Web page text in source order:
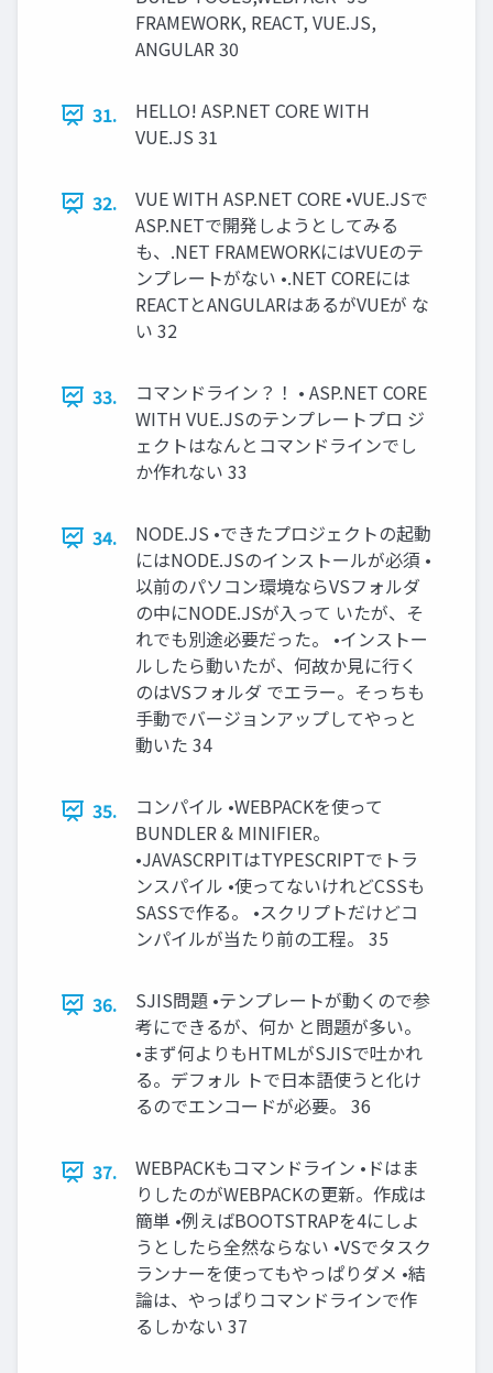
FRAMEWORK, REACT, VUE.JS,
ANGULAR 30
31.
HELLO! ASP.NET CORE WITH
VUE.JS 31
32.
VUE WITH ASP.NET CORE •VUE.JSで
ASP.NETで開発しようとしてみる
も、.NET FRAMEWORKにはVUEのテ
ンプレートがない •.NET COREには
REACTとANGULARはあるがVUEが な
い 32
33.
コマンドライン？！ • ASP.NET CORE
WITH VUE.JSのテンプレートプロ ジ
ェクトはなんとコマンドラインでし
か作れない 33
34.
NODE.JS •できたプロジェクトの起動
にはNODE.JSのインストールが必須 •
以前のパソコン環境ならVSフォルダ
の中にNODE.JSが入って いたが、そ
れでも別途必要だった。 •インストー
ルしたら動いたが、何故か見に行く
のはVSフォルダ でエラー。そっちも
手動でバージョンアップしてやっと
動いた 34
35.
コンパイル •WEBPACKを使って
BUNDLER & MINIFIER。
•JAVASCRPITはTYPESCRIPTでトラ
ンスパイル •使ってないけれどCSSも
SASSで作る。 •スクリプトだけどコ
ンパイルが当たり前の工程。 35
36.
SJIS問題 •テンプレートが動くので参
考にできるが、何か と問題が多い。
•まず何よりもHTMLがSJISで吐かれ
る。デフォル トで日本語使うと化け
るのでエンコードが必要。 36
37.
WEBPACKもコマンドライン •ドはま
りしたのがWEBPACKの更新。作成は
簡単 •例えばBOOTSTRAPを4にしよ
うとしたら全然ならない •VSでタスク
ランナーを使ってもやっぱりダメ •結
論は、やっぱりコマンドラインで作
るしかない 37